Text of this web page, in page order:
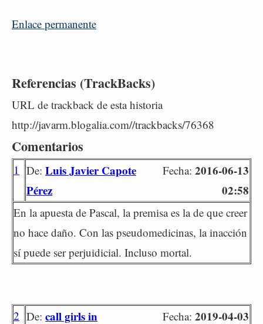
Enlace permanente
Referencias (TrackBacks)
URL de trackback de esta historia
http://javarm.blogalia.com//trackbacks/76368
Comentarios
1 De: Luis Javier Capote
Pérez
Fecha: 2016-06-13
02:58
En la apuesta de Pascal, la premisa es la de que creer
no hace daño. Con las pseudomedicinas, la inacción
sí puede ser perjuidicial. Incluso mortal.
2 De: call girls in
Fecha: 2019-04-03